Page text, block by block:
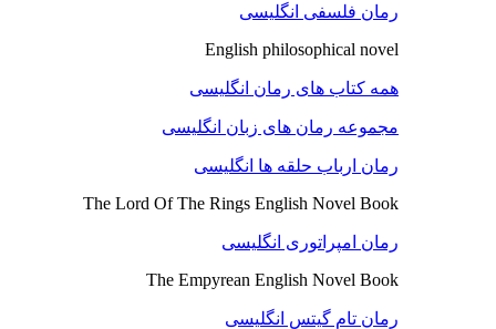
رمان فلسفی انگلیسی
English philosophical novel
همه کتاب های رمان انگلیسی
مجموعه رمان های زبان انگلیسی
رمان ارباب حلقه ها انگلیسی
The Lord Of The Rings English Novel Book
رمان امپراتوری انگلیسی
The Empyrean English Novel Book
رمان تام گیتس انگلیسی